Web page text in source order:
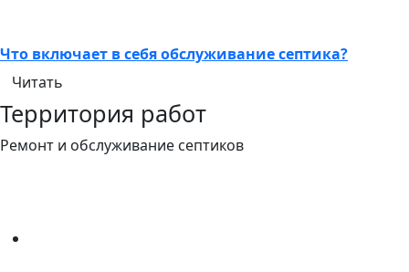
Что включает в себя обслуживание септика?
Читать
Территория работ
Ремонт и обслуживание септиков